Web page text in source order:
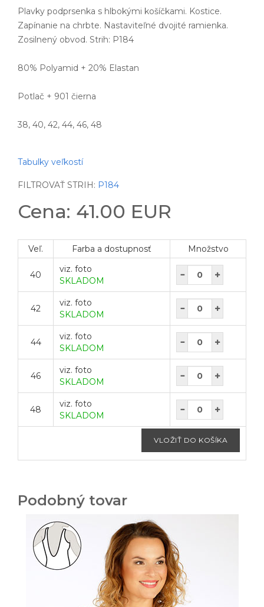
Plavky podprsenka s hlbokými košíčkami. Kostice.
Zapínanie na chrbte. Nastaviteľné dvojité ramienka.
Zosilnený obvod. Strih: P184
80% Polyamid + 20% Elastan
Potlač + 901 čierna
38, 40, 42, 44, 46, 48
Tabulky veľkostí
FILTROVAŤ STRIH: P184
Cena: 41.00 EUR
Veľ. Farba a dostupnosť Množstvo
40
viz. foto
SKLADOM
42
viz. foto
SKLADOM
44
viz. foto
SKLADOM
46
viz. foto
SKLADOM
48
viz. foto
SKLADOM
Podobný tovar